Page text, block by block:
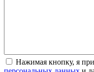
Нажимая кнопку, я